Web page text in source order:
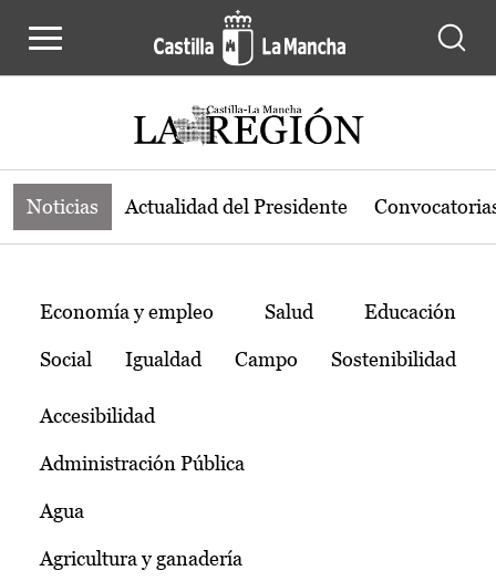
Noticias de la región de Castilla-La
Noticias Actualidad del Presidente
Temas
Economía y empleo Salud Educación
Social Igualdad Campo Sostenibilidad
Accesibilidad
Administración Pública
Agua
Agricultura y ganadería